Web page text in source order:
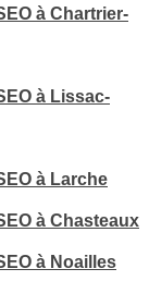
à Chartrier-
à Lissac-
à Larche
à Chasteaux
à Noailles